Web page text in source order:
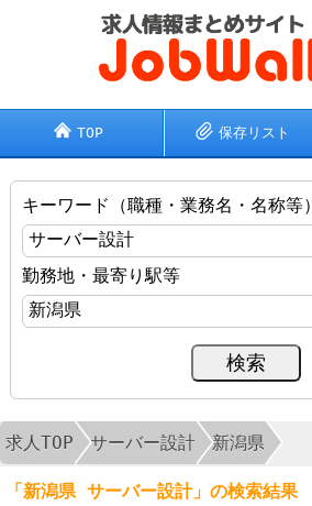
TOP 保存リスト
キーワード（職種・業務名・名称等）
勤務地・最寄り駅等
求人TOP サーバー設計 新潟県
「新潟県 サーバー設計」の検索結果